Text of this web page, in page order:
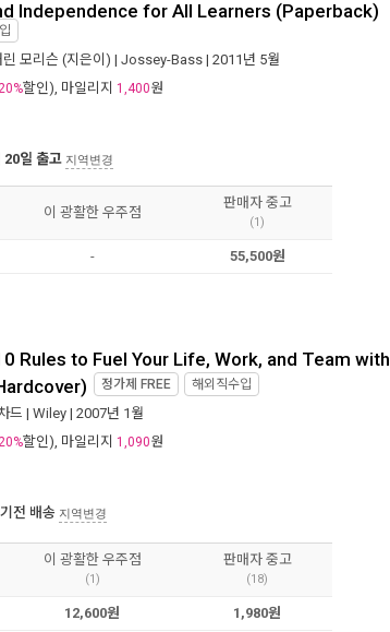
Independence for All Learners (Paperback)
린 모리슨 (지은이) | Jossey-Bass | 2011년 5월
20%할인), 마일리지 1,400원
20일 출고 지역변경
이 광활한 우주점
판매자 중고
(1)
- 55,500원
Rules to Fuel Your Life, Work, and Team with
정가제 FREE 해외직수입
드 | Wiley | 2007년 1월
할인), 마일리지 1,090원
전 배송 지역변경
이 광활한 우주점
(1)
판매자 중고
(18)
12,600원 1,980원